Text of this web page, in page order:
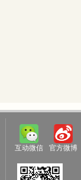
互动微信 官方微博